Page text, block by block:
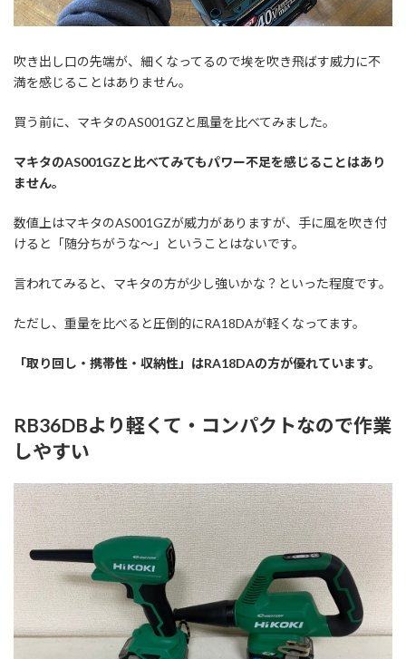
吹き出し口の先端が、細くなってるので埃を吹き飛ばす威力に不
満を感じることはありません。
買う前に、マキタのAS001GZと風量を比べてみました。
マキタのAS001GZと比べてみてもパワー不足を感じることはあり
ません。
数値上はマキタのAS001GZが威力がありますが、手に風を吹き付
けると「随分ちがうな～」ということはないです。
言われてみると、マキタの方が少し強いかな？といった程度です。
ただし、重量を比べると圧倒的にRA18DAが軽くなってます。
「取り回し・携帯性・収納性」はRA18DAの方が優れています。
RB36DBより軽くて・コンパクトなので作業
しやすい